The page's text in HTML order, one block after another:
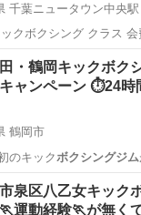
千葉ニュータウン中央駅
ング クラス 会費 ¥3.900(月4回)
〜11:00 月曜日
ニュータウン中央駅
・鶴岡キックボク
ャンペーン ⏱24
鶴岡市
のキック ボクシングジム
ポーツ キックボクシ
泉区八乙女キック
運動経験🏃が無く